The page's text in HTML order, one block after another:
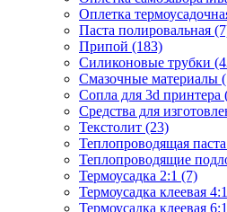
Оплетка
Паста полировальная
Припой (183)
Силиконовые трубки
Смазочные материалы
Сопла для 3d принтера
Средства для
Текстолит (23)
Теплопроводящая
Теплопроводящие
Термоусадка 2:1 (7)
Термоусадка клеевая
Термоусадка клеевая